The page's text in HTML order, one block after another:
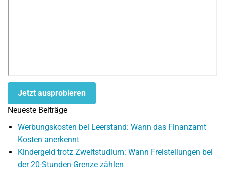
Jetzt ausprobieren
Neueste Beiträge
Werbungskosten bei Leerstand: Wann das Finanzamt
Kosten anerkennt
Kindergeld trotz Zweitstudium: Wann Freistellungen bei
der 20-Stunden-Grenze zählen